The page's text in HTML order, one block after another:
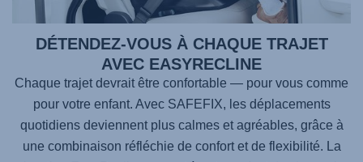
DÉTENDEZ-VOUS À CHAQUE TRAJET
AVEC EASYRECLINE
Chaque trajet devrait être confortable — pour vous comme
pour votre enfant. Avec SAFEFIX, les déplacements
quotidiens deviennent plus calmes et agréables, grâce à
une combinaison réfléchie de confort et de flexibilité. La